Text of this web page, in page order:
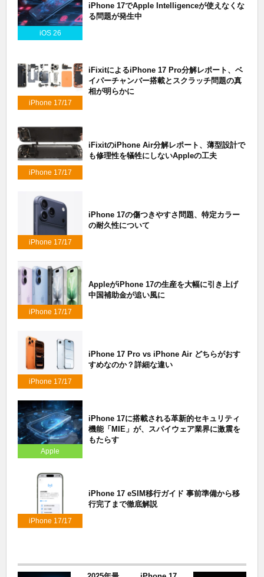
iOS 26
iPhone 17でApple Intelligenceが使えなくな
る問題が発生中
iPhone 17/17
iFixitによるiPhone 17 Pro分解レポート、ベ
イパーチャンバー搭載とスクラッチ問題の真
相が明らかに
iPhone 17/17
iFixitのiPhone Air分解レポート、薄型設計で
も修理性を犠牲にしないAppleの工夫
iPhone 17/17
iPhone 17の傷つきやすさ問題、特定カラー
の耐久性について
iPhone 17/17
AppleがiPhone 17の生産を大幅に引き上げ
中国補助金が追い風に
iPhone 17/17
iPhone 17 Pro vs iPhone Air どちらがおす
すめなのか？詳細な違い
Apple
iPhone 17に搭載される革新的セキュリティ
機能「MIE」が、スパイウェア業界に激震を
もたらす
iPhone 17/17
iPhone 17 eSIM移行ガイド 事前準備から移
行完了まで徹底解説